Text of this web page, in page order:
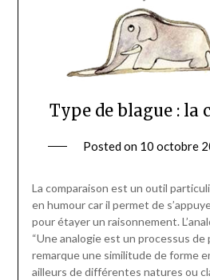
Type de blague : la
Posted on 10 octobre
La comparaison est un outil
en humour car il permet de
pour étayer un raisonnement.
“Une analogie est un processus de
remarque une similitude de forme
ailleurs de différentes natures ou